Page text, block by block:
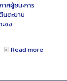
าศผู้ชนะการ
นตะขาบ
จง
Read more